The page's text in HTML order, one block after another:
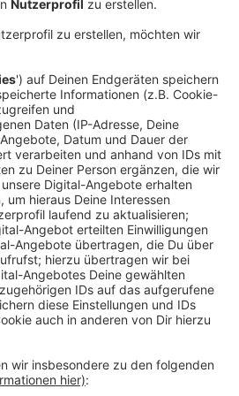
Ratingen.
05.12.2024 13:12
am
Lintorf liegt direkt neben
Lintorf - dieses Motto
gibt darum themenbezogene
Löschschläuche
Haus. So sollen Kinder spielerisch
werden. Die Kosten für den
auf rund 190.000 Euro. Im Mai
werden.